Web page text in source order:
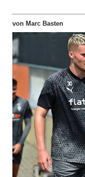
von Marc Basten